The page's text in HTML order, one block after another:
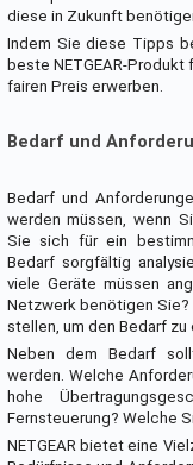
diese in Zukunft
Indem Sie diese Tipps
beste NETGEAR-
fairen Preis erwerben.
Bedarf und
Bedarf und
werden müssen, wenn
Sie sich für ein
Bedarf sorgfältig
viele Geräte müssen
Netzwerk benötigen
stellen, um den Bedarf zu
Neben dem Bedarf
werden. Welche
hohe
Fernsteuerung? Welche
NETGEAR bietet eine